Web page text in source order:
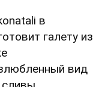
в
галету из
вид